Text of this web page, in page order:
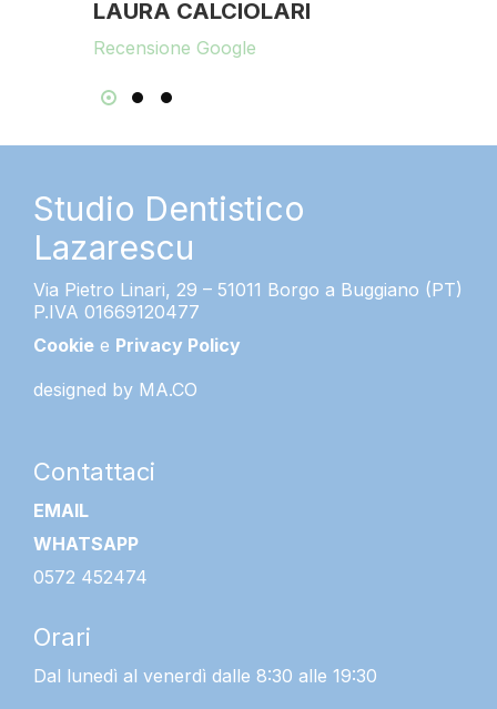
LAURA CALCIOLARI
Recensione Google
Studio Dentistico
Lazarescu
Via Pietro Linari, 29 – 51011 Borgo a Buggiano (PT)
P.IVA 01669120477
Cookie e Privacy Policy
designed by MA.CO
Contattaci
EMAIL
WHATSAPP
0572 452474
Orari
Dal lunedì al venerdì dalle 8:30 alle 19:30